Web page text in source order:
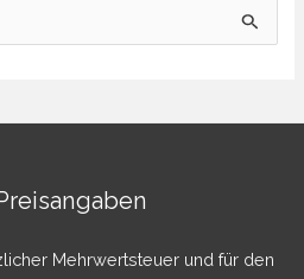
Mehrwertsteuer und für den